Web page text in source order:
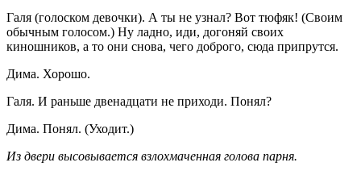
Галя (голоском девочки). А ты не узнал? Вот тюфяк! (Своим
обычным голосом.) Ну ладно, иди, догоняй своих
киношников, а то они снова, чего доброго, сюда припрутся.
Дима. Хорошо.
Галя. И раньше двенадцати не приходи. Понял?
Дима. Понял. (Уходит.)
Из двери высовывается взлохмаченная голова парня.